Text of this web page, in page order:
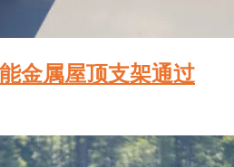
金属屋顶支架通过